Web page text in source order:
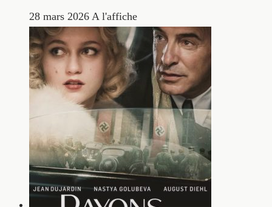
28 mars 2026 A l'affiche